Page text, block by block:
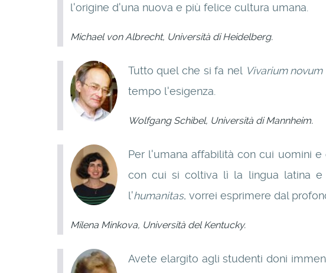
l'origine d'una nuova e più felice cultura umana.
Michael von Albrecht, Università di Heidelberg.
Tutto quel che si fa nel Vivarium novum
tempo l'esigenza.
Wolfgang Schibel, Università di Mannheim.
Per l'umana affabilità con cui uomini
con cui si coltiva lì la lingua latina e
l'humanitas, vorrei esprimere dal
Milena Minkova, Università del Kentucky.
Avete elargito agli studenti doni